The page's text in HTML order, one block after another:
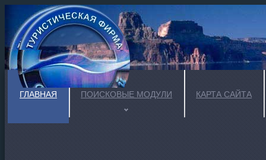
ГЛАВНАЯ ПОИСКОВЫЕ МОДУЛИ КАРТА САЙТА